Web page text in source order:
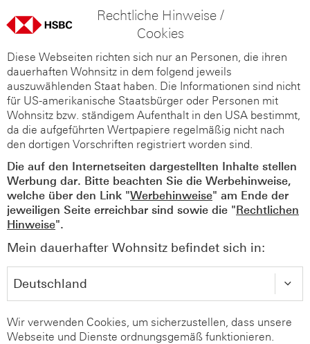
Rechtliche Hinweise /
Cookies
Diese Webseiten richten sich nur an Personen, die ihren
dauerhaften Wohnsitz in dem folgend jeweils
auszuwählenden Staat haben. Die Informationen sind nicht
für US-amerikanische Staatsbürger oder Personen mit
Wohnsitz bzw. ständigem Aufenthalt in den USA bestimmt,
da die aufgeführten Wertpapiere regelmäßig nicht nach
den dortigen Vorschriften registriert worden sind.
Die auf den Internetseiten dargestellten Inhalte stellen
Werbung dar. Bitte beachten Sie die Werbehinweise,
welche über den Link "Werbehinweise" am Ende der
jeweiligen Seite erreichbar sind sowie die "Rechtlichen
Hinweise".
Mein dauerhafter Wohnsitz befindet sich in:
Wir verwenden Cookies, um sicherzustellen, dass unsere
Webseite und Dienste ordnungsgemäß funktionieren.